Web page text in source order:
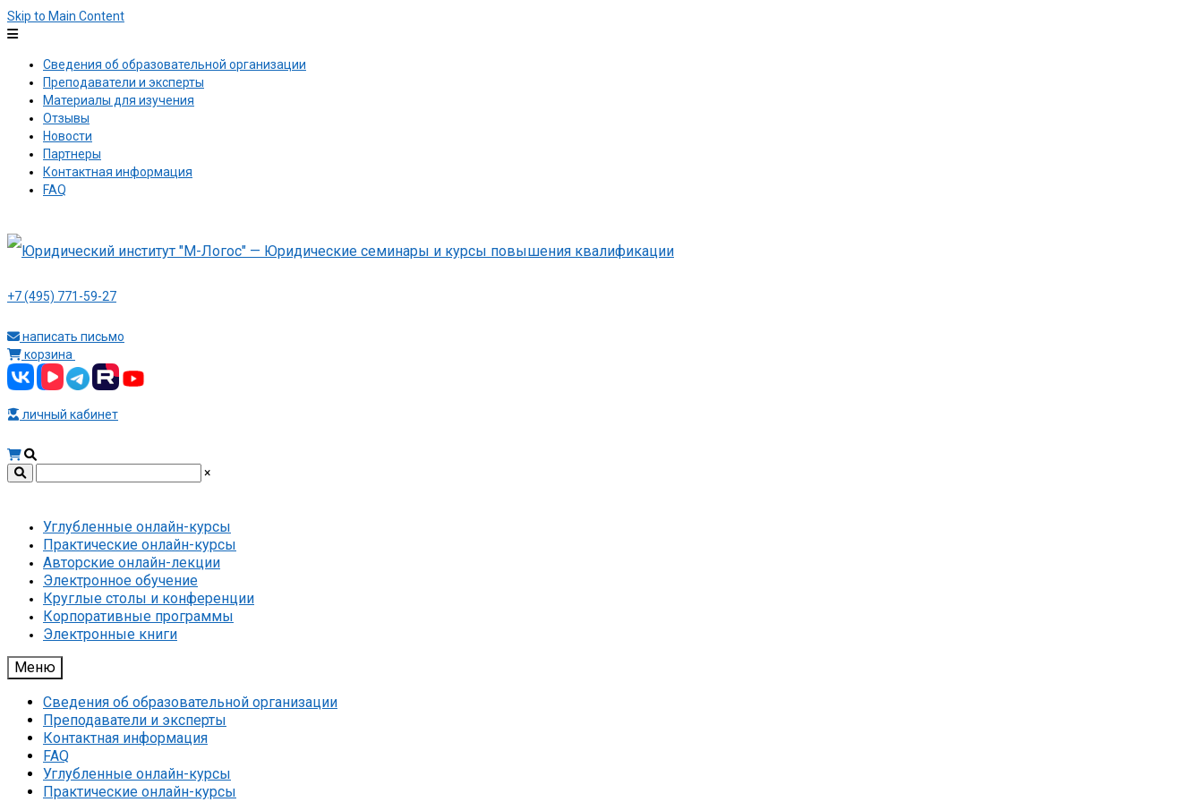
Skip to Main Content
Сведения об образовательной организации
Преподаватели и эксперты
Материалы для изучения
Отзывы
Новости
Партнеры
Контактная информация
FAQ
+7 (495) 771-59-27
написать письмо
корзина
личный кабинет
×
Углубленные онлайн-курсы
Практические онлайн-курсы
Авторские онлайн-лекции
Электронное обучение
Круглые столы и конференции
Корпоративные программы
Электронные книги
Меню
Сведения об образовательной организации
Преподаватели и эксперты
Контактная информация
FAQ
Углубленные онлайн-курсы
Практические онлайн-курсы